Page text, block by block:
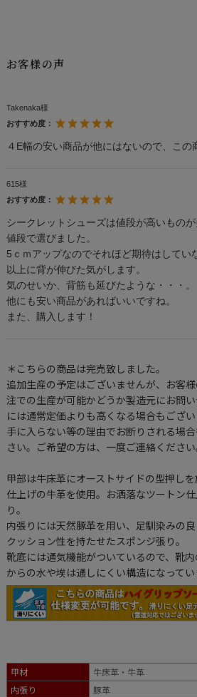
お客様の声
Takenaka様
おすすめ度：
４E幅の安い商品が他にはないので、この
615様
おすすめ度：
シークレットシューズは値段が高いもの
値段で選びました。
5ｃｍアップなのでそれほど期待はしてい
以上に背が伸びた気がします。
気のせいか、背筋も延びたような・・・。
他にも安い商品があればいいですね。
また、購入します！
＊こちらの商品は完売致しました。
追加生産の予定はございませんが、お客
注での生産が可能かどうか製造元にお問
には通常定価よりも高くなる場合もござ
手に入らない等の理由でお断りされる場
さい。ご希望の方は、一度ご連絡ください
甲部は牛床革にオーストサイドの型押し
仕上げの牛革を使用。お洒落なツートン
り。
内張りには天然豚革を用い、足馴染みの
クッション性を持たせたスポンジ張り。
靴底には通気機能がついているので、靴
からの水や埃は通しにくい構造になってい
甲材
牛床革・牛革
内張り
豚革